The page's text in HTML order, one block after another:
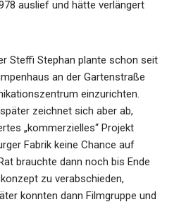
auslief und hätte verlängert
Steffi Stephan plante schon seit
an der Gartenstraße
einzurichten.
zeichnet sich aber ab,
„kommerzielles“ Projekt
Fabrik keine Chance auf
brauchte dann noch bis Ende
zu verabschieden,
konnten dann Filmgruppe und